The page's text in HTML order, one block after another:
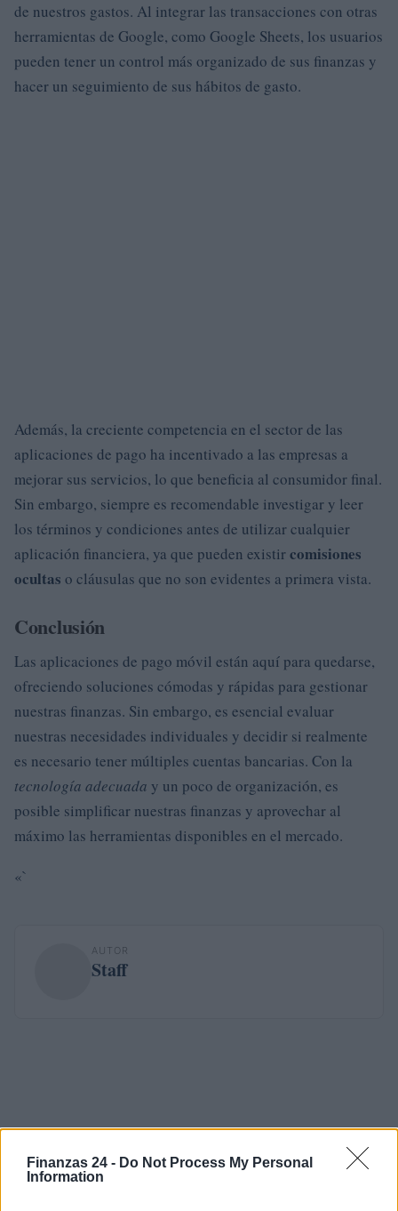
Finanzas 24 - Do Not Process My Personal
Information
de nuestros gastos. Al integrar las transacciones con otras
herramientas de Google, como Google Sheets, los usuarios
pueden tener un control más organizado de sus finanzas y
hacer un seguimiento de sus hábitos de gasto.
Además, la creciente competencia en el sector de las
aplicaciones de pago ha incentivado a las empresas a
mejorar sus servicios, lo que beneficia al consumidor final.
Sin embargo, siempre es recomendable investigar y leer
los términos y condiciones antes de utilizar cualquier
aplicación financiera, ya que pueden existircomisiones
ocultas o cláusulas que no son evidentes a primera vista.
Conclusión
Las aplicaciones de pago móvil están aquí para quedarse,
ofreciendo soluciones cómodas y rápidas para gestionar
nuestras finanzas. Sin embargo, es esencial evaluar
nuestras necesidades individuales y decidir si realmente
es necesario tener múltiples cuentas bancarias. Con la
tecnología adecuada y un poco de organización, es
posible simplificar nuestras finanzas y aprovechar al
máximo las herramientas disponibles en el mercado.
«`
AUTOR
Staff